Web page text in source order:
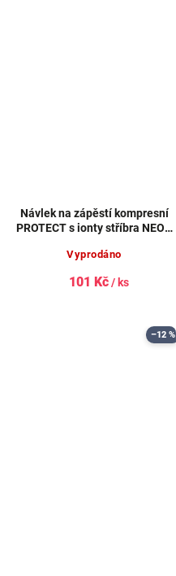
Návlek na zápěstí kompresní
PROTECT s ionty stříbra NEON
Vyprodáno
101 Kč/ ks
–12 %